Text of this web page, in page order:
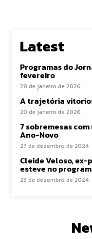
Latest
Programas do
fevereiro
28 de janeiro de 2026
A trajetória
20 de janeiro de 2026
7 sobremesas
Ano-Novo
27 de dezembro de 2024
Cleide Veloso, ex-
esteve no
25 de dezembro de 2024